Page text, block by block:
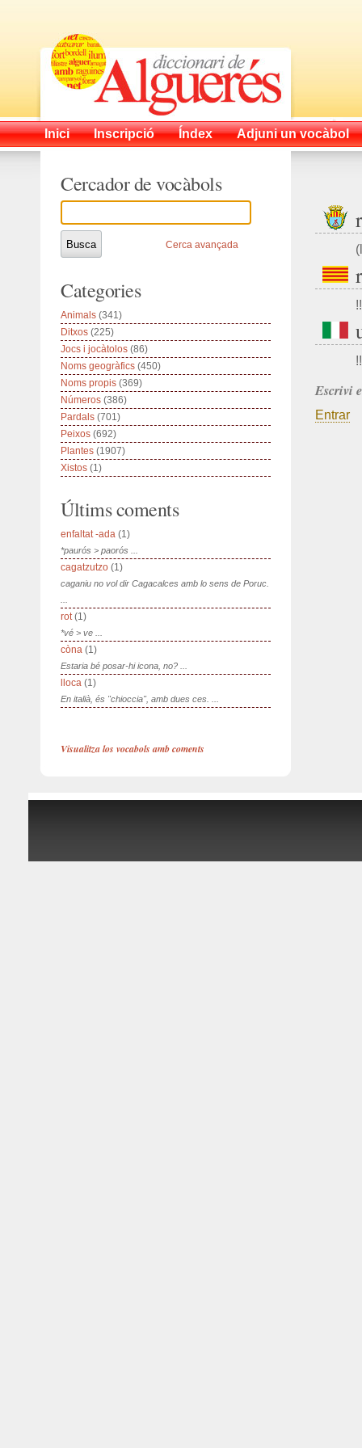
Inici Inscripció Índex Adjuni un vocàbol
!!
!!
Escrivi
Entrar
Cercador de vocàbols
Cerca avançada
Categories
Animals (341)
Ditxos (225)
Jocs i jocàtolos (86)
Noms geogràfics (450)
Noms propis (369)
Números (386)
Pardals (701)
Peixos (692)
Plantes (1907)
Xistos (1)
Últims coments
enfaltat -ada (1)
*paurós > paorós ...
cagatzutzo (1)
caganiu no vol dir Cagacalces amb lo sens de Poruc.
rot(1)
*vé > ve ...
còna (1)
Estaria bé posar-hi icona, no? ...
lloca (1)
En italià, és "chioccia", amb dues ces. ...
Visualitza los vocabols amb coments